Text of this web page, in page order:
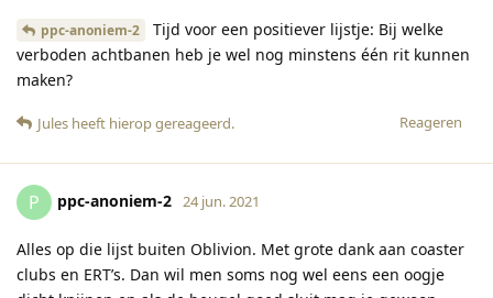
ppc-anoniem-2
Tijd voor een positiever lijstje: Bij welke
verboden achtbanen heb je wel nog minstens één rit kunnen
maken?
Reageren
Jules heeft hierop gereageerd.
P ppc-anoniem-2 24 jun. 2021
Alles op die lijst buiten Oblivion. Met grote dank aan coaster
clubs en ERT’s. Dan wil men soms nog wel eens een oogje